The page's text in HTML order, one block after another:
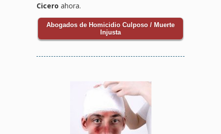
Cicero ahora.
Abogados de Homicidio Culposo / Muerte
Injusta